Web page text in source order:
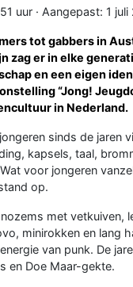
uur · Aangepast: 1
tot gabbers in
zag er in elke
en een eigen
“Jong!
in Nederland.
sinds de jaren
kapsels, taal,
voor jongeren
op.
met vetkuiven,
minirokken en lang
van punk. De
en Doe Maar-gekte.